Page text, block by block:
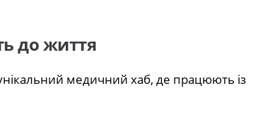
до життя
медичний хаб, де працюють із